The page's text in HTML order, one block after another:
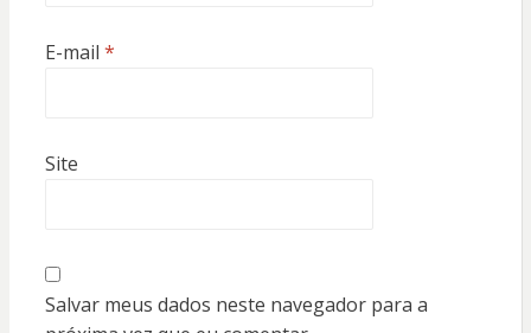
E-mail *
Site
Salvar meus dados neste navegador para a